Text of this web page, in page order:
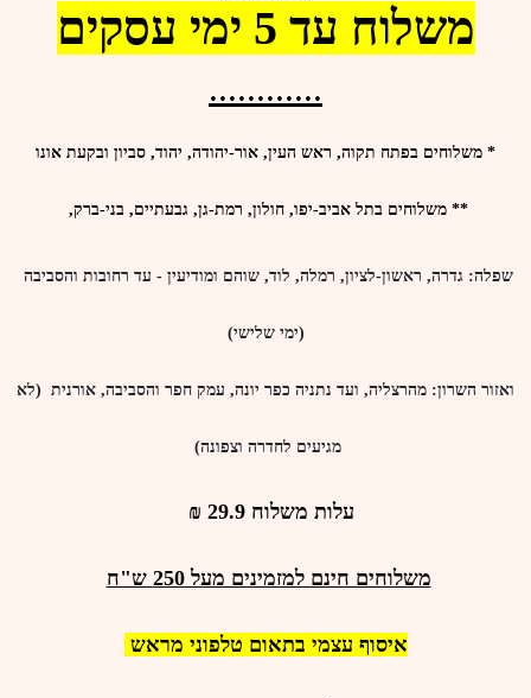
משלוח עד 5 ימי עסקים
............
* משלוחים בפתח תקוה, ראש העין, אור-יהודה, יהוד, סביון ובקעת אונו
** משלוחים בתל אביב-יפו, חולון, רמת-גן, גבעתיים, בני-ברק,
שפלה: גדרה, ראשון-לציון, רמלה, לוד, שוהם ומודיעין - עד רחובות והסביבה
(ימי שלישי)
ואזור השרון: מהרצליה, ועד נתניה כפר יונה, עמק חפר והסביבה, אורנית (לא
מגיעים לחדרה וצפונה)
עלות משלוח 29.9 ₪
משלוחים חינם למזמינים מעל250 ש"ח
איסוף עצמי בתאום טלפוני מראש